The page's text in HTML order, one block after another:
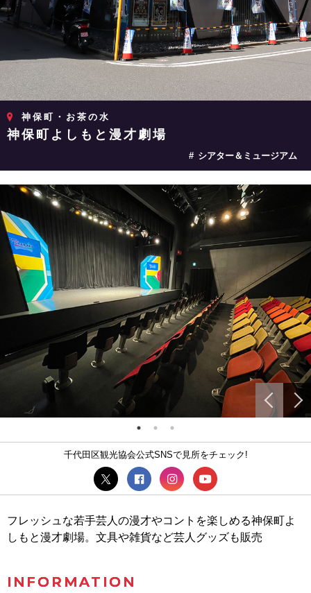
神保町・お茶の水
神保町よしもと漫才劇場
シアター＆ミュージアム
千代田区観光協会公式SNSで見所をチェック!
フレッシュな若手芸人の漫才やコントを楽しめる神保町よ
しもと漫才劇場。文具や雑貨など芸人グッズも販売
INFORMATION